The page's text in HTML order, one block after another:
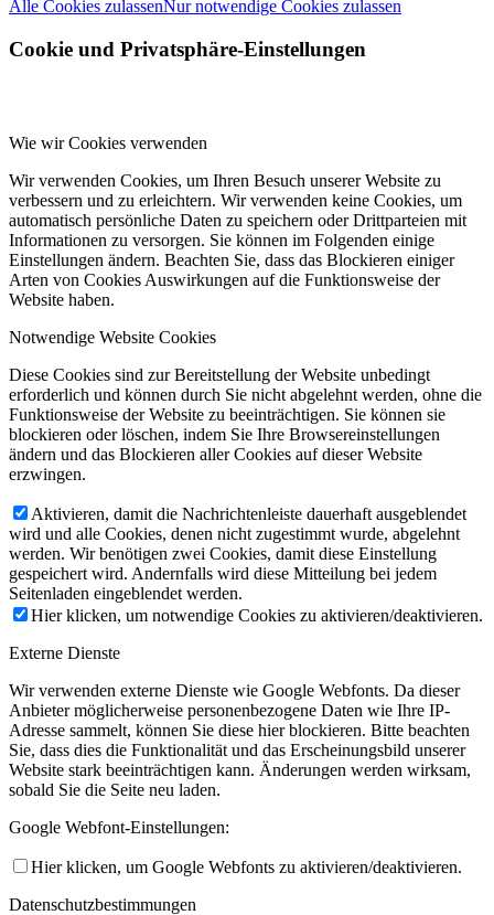
Alle Cookies zulassenNur notwendige Cookies zulassen
Cookie und Privatsphäre-Einstellungen
Wie wir Cookies verwenden
Wir verwenden Cookies, um Ihren Besuch unserer Website zu
verbessern und zu erleichtern. Wir verwenden keine Cookies, um
automatisch persönliche Daten zu speichern oder Drittparteien mit
Informationen zu versorgen. Sie können im Folgenden einige
Einstellungen ändern. Beachten Sie, dass das Blockieren einiger
Arten von Cookies Auswirkungen auf die Funktionsweise der
Website haben.
Notwendige Website Cookies
Diese Cookies sind zur Bereitstellung der Website unbedingt
erforderlich und können durch Sie nicht abgelehnt werden, ohne die
Funktionsweise der Website zu beeinträchtigen. Sie können sie
blockieren oder löschen, indem Sie Ihre Browsereinstellungen
ändern und das Blockieren aller Cookies auf dieser Website
erzwingen.
Aktivieren, damit die Nachrichtenleiste dauerhaft ausgeblendet
wird und alle Cookies, denen nicht zugestimmt wurde, abgelehnt
werden. Wir benötigen zwei Cookies, damit diese Einstellung
gespeichert wird. Andernfalls wird diese Mitteilung bei jedem
Seitenladen eingeblendet werden.
Hier klicken, um notwendige Cookies zu aktivieren/deaktivieren.
Externe Dienste
Wir verwenden externe Dienste wie Google Webfonts. Da dieser
Anbieter möglicherweise personenbezogene Daten wie Ihre IP-
Adresse sammelt, können Sie diese hier blockieren. Bitte beachten
Sie, dass dies die Funktionalität und das Erscheinungsbild unserer
Website stark beeinträchtigen kann. Änderungen werden wirksam,
sobald Sie die Seite neu laden.
Google Webfont-Einstellungen:
Hier klicken, um Google Webfonts zu aktivieren/deaktivieren.
Datenschutzbestimmungen